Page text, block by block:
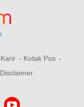
Karir
Kotak Pos
Disclaimer